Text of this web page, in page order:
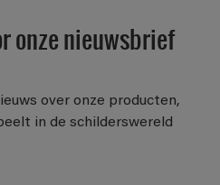
onze nieuwsbrief
over onze producten,
in de schilderswereld